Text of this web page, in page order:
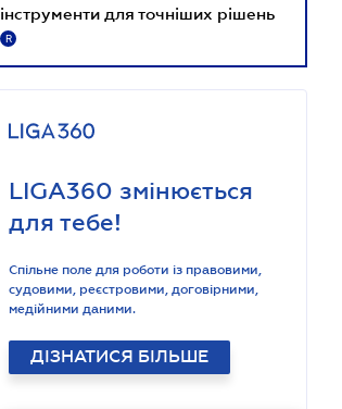
інструменти для точніших рішень
R
LIGA360 змінюється
для тебе!
Спільне поле для роботи із правовими,
судовими, реєстровими, договірними,
медійними даними.
ДІЗНАТИСЯ БІЛЬШЕ